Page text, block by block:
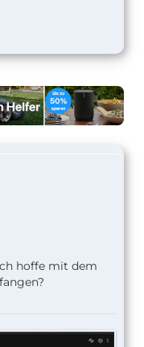
hoffe mit dem